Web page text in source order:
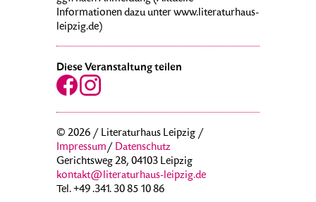
Informationen dazu unter www.literaturhaus-
leipzig.de)
Diese Veranstaltung teilen
© 2026 / Literaturhaus Leipzig /
Impressum/ Datenschutz
Gerichtsweg 28, 04103 Leipzig
kontakt@literaturhaus-leipzig.de
Tel. +49 .341. 30 85 10 86